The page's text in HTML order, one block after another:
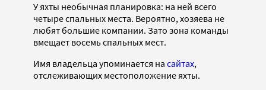
У яхты необычная планировка: на ней всего
четыре спальных места. Вероятно, хозяева не
любят большие компании. Зато зона команды
вмещает восемь спальных мест.
Имя владельца упоминается на сайтах,
отслеживающих местоположение яхты.